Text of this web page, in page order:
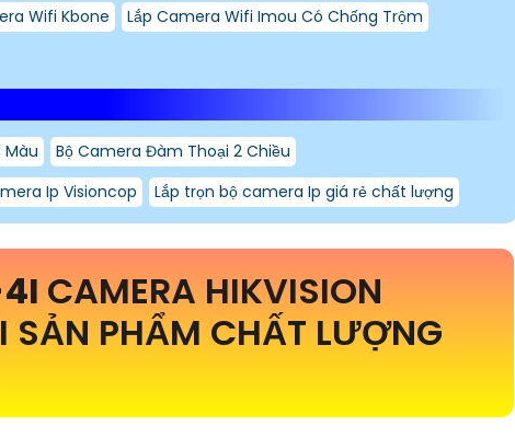
Wifi Kbone
Lắp Camera Wifi Imou Có Chống Trộm
Màu
Bộ Camera Đàm Thoại 2 Chiều
Ip Visioncop Lắp trọn bộ camera Ip giá rẻ chất lượng
CAMERA HIKVISION
SẢN PHẨM CHẤT LƯỢNG